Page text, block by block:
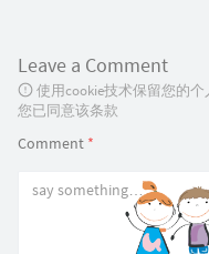
Leave a Comment
使用cookie技术保留您的
您已同意该条款
Comment *